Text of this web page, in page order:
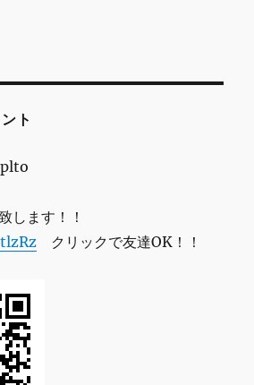
ト
します！！
クリックで友達OK！！